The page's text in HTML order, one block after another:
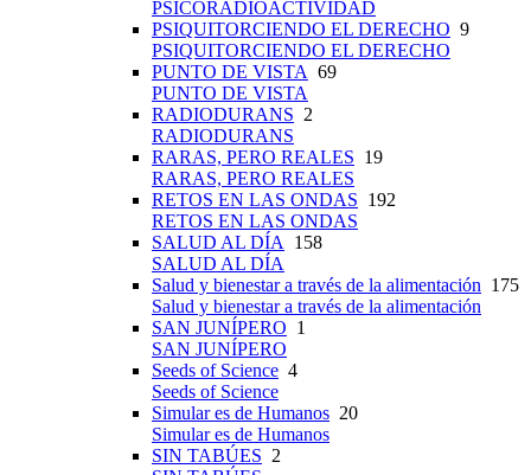
PSICORADIOACTIVIDAD
PSIQUITORCIENDO EL DERECHO 9
PSIQUITORCIENDO EL DERECHO
PUNTO DE VISTA 69
PUNTO DE VISTA
RADIODURANS 2
RADIODURANS
RARAS, PERO REALES 19
RARAS, PERO REALES
RETOS EN LAS ONDAS 192
RETOS EN LAS ONDAS
SALUD AL DÍA
158
SALUD AL DÍA
Salud y bienestar a través de la alimentación 175
Salud y bienestar a través de la alimentación
SAN JUNÍPERO 1
SAN JUNÍPERO
Seeds of Science 4
Seeds of Science
Simular es de Humanos 20
Simular es de Humanos
SIN TABÚES 2